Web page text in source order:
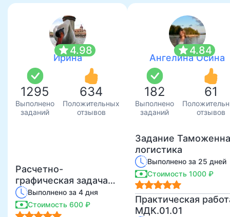
star4.98
Ирина
1295
Выполнено
заданий
634
Положительных
отзывов
Расчетно-
графическая задача
экономика
Выполнено за 4 дня
Стоимость 600 ₽
star4.84
Ангелина Осина
182
Выполнено
заданий
61
отзывов
Задание
логистика
Выполнено за 25 дней
Стоимость 1000 ₽
Практическая
МДК.01.01